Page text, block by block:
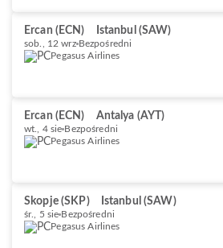
Ercan (ECN) Istanbul (SAW)
sob., 12 wrz Bezpośredni
Pegasus Airlines
Ercan (ECN) Antalya (AYT)
wt., 4 sie Bezpośredni
Pegasus Airlines
Skopje (SKP) Istanbul (SAW)
śr., 5 sie Bezpośredni
Pegasus Airlines